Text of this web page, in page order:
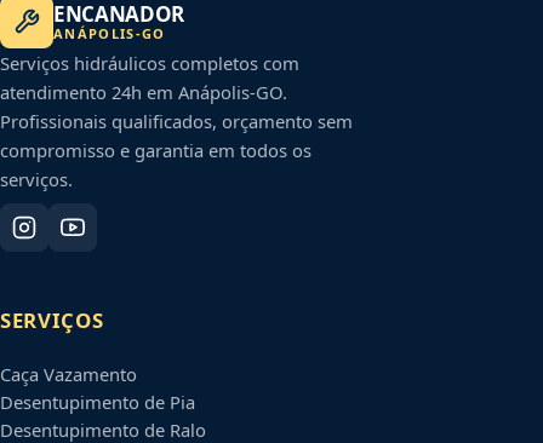
ENCANADOR
ANÁPOLIS-GO
Serviços hidráulicos completos com
atendimento 24h em Anápolis-GO.
Profissionais qualificados, orçamento sem
compromisso e garantia em todos os
serviços.
SERVIÇOS
Caça Vazamento
Desentupimento de Pia
Desentupimento de Ralo